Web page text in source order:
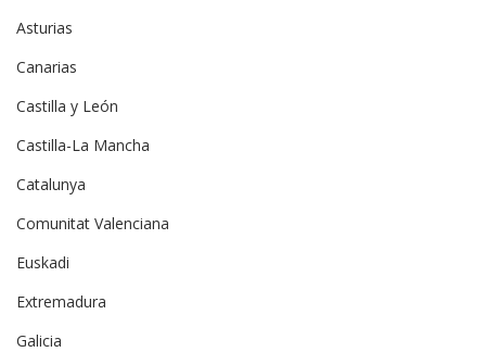
Asturias
Canarias
Castilla y León
Castilla-La Mancha
Catalunya
Comunitat Valenciana
Euskadi
Extremadura
Galicia